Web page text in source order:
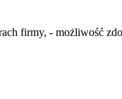
firmy, - możliwość